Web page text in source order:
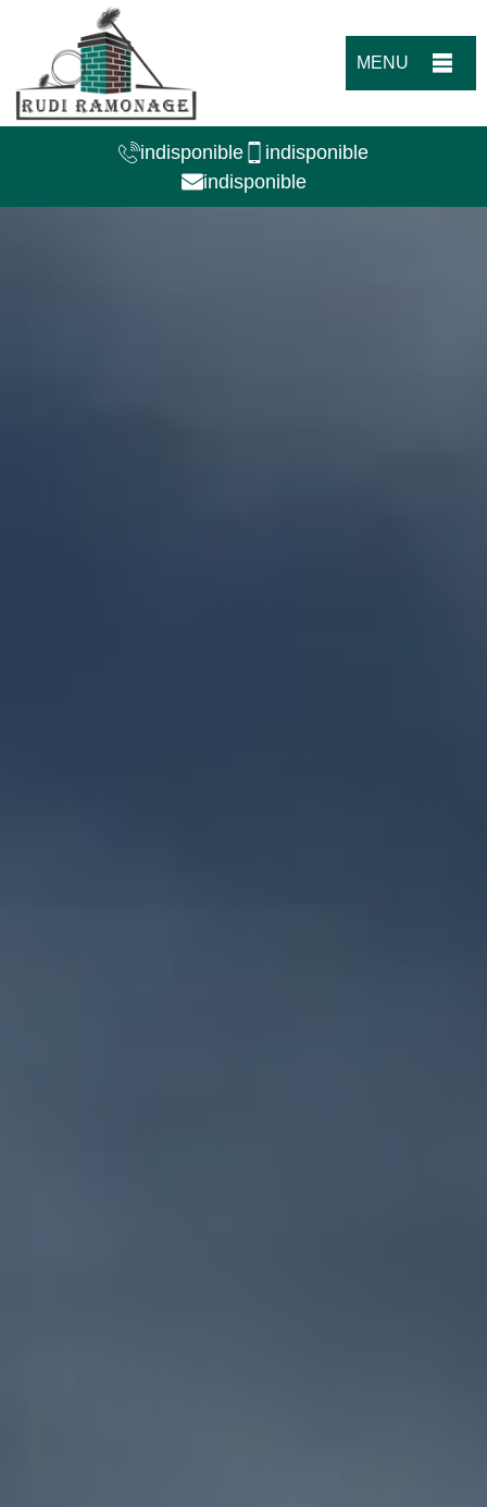
MENU
indisponible
indisponible
indisponible